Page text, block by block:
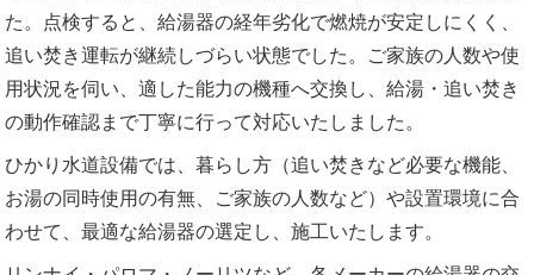
た。点検すると、給湯器の経年劣化で燃焼が安定しにくく、
追い焚き運転が継続しづらい状態でした。ご家族の人数や使
用状況を伺い、適した能力の機種へ交換し、給湯・追い焚き
の動作確認まで丁寧に行って対応いたしました。
ひかり水道設備では、暮らし方（追い焚きなど必要な機能、
お湯の同時使用の有無、ご家族の人数など）や設置環境に合
わせて、最適な給湯器の選定し、施工いたします。